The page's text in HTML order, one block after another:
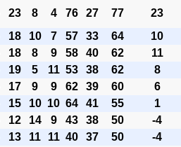
23 8 4 76 27 77
23
18 10 7 57 33 64
10
18 8 9 58 40 62
11
19 5 11 53 38 62
8
17 9 9 62 39 60
6
15 10 10 64 41 55
1
12 14 9 43 38 50
-4
13 11 11 40 37 50
-4